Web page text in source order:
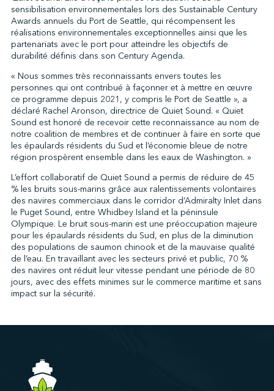
sensibilisation environnementales lors des Sustainable Century
Awards annuels du Port de Seattle, qui récompensent les
réalisations environnementales exceptionnelles ainsi que les
partenariats avec le port pour atteindre les objectifs de
durabilité définis dans son Century Agenda.
« Nous sommes très reconnaissants envers toutes les
personnes qui ont contribué à façonner et à mettre en œuvre
ce programme depuis 2021, y compris le Port de Seattle », a
déclaré Rachel Aronson, directrice de Quiet Sound. « Quiet
Sound est honoré de recevoir cette reconnaissance au nom de
notre coalition de membres et de continuer à faire en sorte que
les épaulards résidents du Sud et l’économie bleue de notre
région prospèrent ensemble dans les eaux de Washington. »
L’effort collaboratif de Quiet Sound a permis de réduire de 45
% les bruits sous-marins grâce aux ralentissements volontaires
des navires commerciaux dans le corridor d’Admiralty Inlet dans
le Puget Sound, entre Whidbey Island et la péninsule
Olympique. Le bruit sous-marin est une préoccupation majeure
pour les épaulards résidents du Sud, en plus de la diminution
des populations de saumon chinook et de la mauvaise qualité
de l’eau. En travaillant avec les secteurs privé et public, 70 %
des navires ont réduit leur vitesse pendant une période de 80
jours, avec des effets minimes sur le commerce maritime et sans
impact sur la sécurité.